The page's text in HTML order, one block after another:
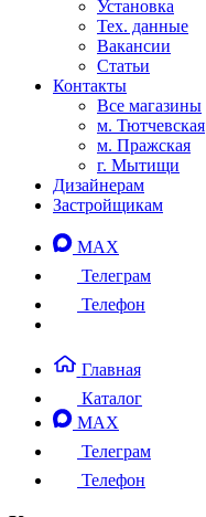
Установка
Тех. данные
Вакансии
Статьи
Контакты
Все магазины
м. Тютчевская
м. Пражская
г. Мытищи
Дизайнерам
Застройщикам
MAX
Телеграм
Телефон
Главная
Каталог
MAX
Телеграм
Телефон